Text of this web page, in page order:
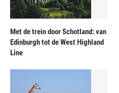
Met de trein door Schotland: van
Edinburgh tot de West Highland
Line